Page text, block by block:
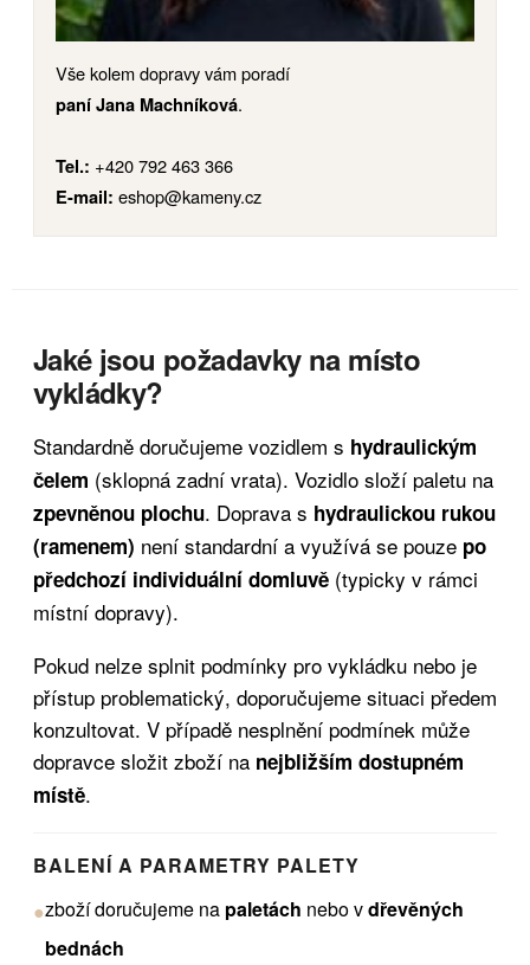
Vše kolem dopravy vám poradí
paní Jana Machníková.
Tel.: +420 792 463 366
E-mail: eshop@kameny.cz
Jaké jsou požadavky na místo
vykládky?
Standardně doručujeme vozidlem s hydraulickým
čelem (sklopná zadní vrata). Vozidlo složí paletu na
zpevněnou plochu. Doprava s hydraulickou rukou
(ramenem) není standardní a využívá se pouze po
předchozí individuální domluvě (typicky v rámci
místní dopravy).
Pokud nelze splnit podmínky pro vykládku nebo je
přístup problematický, doporučujeme situaci předem
konzultovat. V případě nesplnění podmínek může
dopravce složit zboží na nejbližším dostupném
místě.
BALENÍ A PARAMETRY PALETY
●zboží doručujeme na paletách nebo vdřevěných
bednách